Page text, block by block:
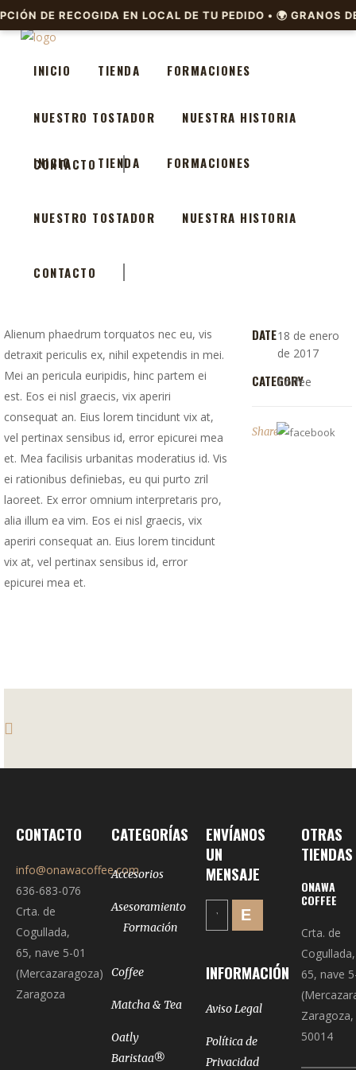
INICIO TIENDA FORMACIONES
NUESTRO TOSTADOR NUESTRA HISTORIA
CONTACTO
INICIO TIENDA FORMACIONES
NUESTRO TOSTADOR NUESTRA HISTORIA
CONTACTO
Alienum phaedrum torquatos nec eu, vis
detraxit periculis ex, nihil expetendis in mei.
Mei an pericula euripidis, hinc partem ei
est. Eos ei nisl graecis, vix aperiri
consequat an. Eius lorem tincidunt vix at,
vel pertinax sensibus id, error epicurei mea
et. Mea facilisis urbanitas moderatius id. Vis
ei rationibus definiebas, eu qui purto zril
laoreet. Ex error omnium interpretaris pro,
alia illum ea vim. Eos ei nisl graecis, vix
aperiri consequat an. Eius lorem tincidunt
vix at, vel pertinax sensibus id, error
epicurei mea et.
DATE18 de enero
de 2017
CATEGORY
Coffee
Share:
CONTACTO
info@onawacoffee.com
636-683-076
Crta. de
Cogullada,
65, nave 5-01
(Mercazaragoza)
Zaragoza
CATEGORÍAS
Accesorios
Asesoramiento
Formación
Coffee
Matcha & Tea
Oatly
Baristaa®
ENVÍANOS
UN
MENSAJE
INFORMACIÓN
Aviso Legal
Política de
Privacidad
OTRAS
TIENDAS
ONAWA
COFFEE
Crta. de
Cogullada,
65, nave
Zaragoza,
50014